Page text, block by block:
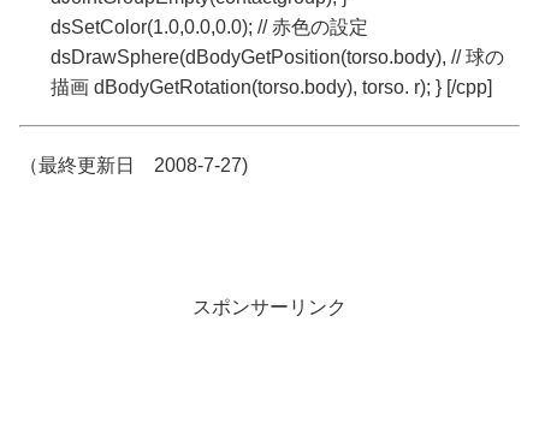
dsSetColor(1.0,0.0,0.0); // 赤色の設定
dsDrawSphere(dBodyGetPosition(torso.body), // 球の
描画 dBodyGetRotation(torso.body), torso. r); } [/cpp]
（最終更新日 2008-7-27)
スポンサーリンク